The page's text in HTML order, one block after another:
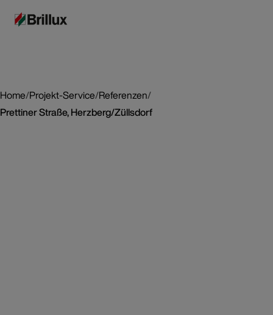
Home/Projekt-Service/Referenzen/
Prettiner Straße, Herzberg/Züllsdorf